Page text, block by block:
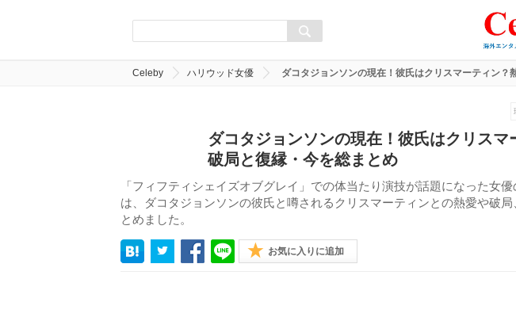
Celeby ハリウッド女優 ダコタジョンソンの現在！彼氏はクリスマーティン？
ダコタジョンソンの現在！彼氏はクリスマ
破局と復縁・今を総まとめ
「フィフティシェイズオブグレイ」での体当たり演技が話題になった女
は、ダコタジョンソンの彼氏と噂されるクリスマーティンとの熱愛や破
とめました。
お気に入りに追加